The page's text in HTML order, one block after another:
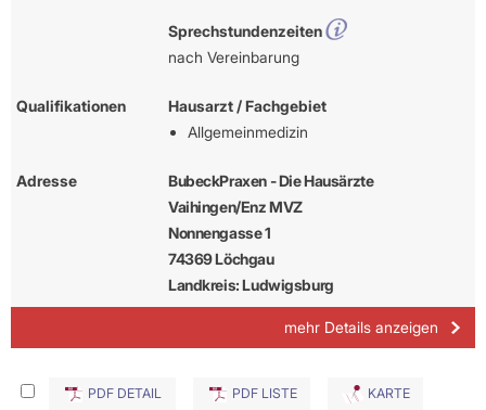
Sprechstundenzeiten
nach Vereinbarung
Qualifikationen
Hausarzt / Fachgebiet
Allgemeinmedizin
Adresse
BubeckPraxen - Die Hausärzte
Vaihingen/Enz MVZ
Nonnengasse 1
74369 Löchgau
Landkreis: Ludwigsburg
mehr Details anzeigen
PDF DETAIL PDF LISTE KARTE